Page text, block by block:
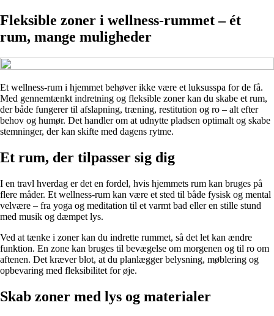
Fleksible zoner i wellness-rummet – ét
rum, mange muligheder
Et wellness-rum i hjemmet behøver ikke være et luksusspa for de få.
Med gennemtænkt indretning og fleksible zoner kan du skabe et rum,
der både fungerer til afslapning, træning, restitution og ro – alt efter
behov og humør. Det handler om at udnytte pladsen optimalt og skabe
stemninger, der kan skifte med dagens rytme.
Et rum, der tilpasser sig dig
I en travl hverdag er det en fordel, hvis hjemmets rum kan bruges på
flere måder. Et wellness-rum kan være et sted til både fysisk og mental
velvære – fra yoga og meditation til et varmt bad eller en stille stund
med musik og dæmpet lys.
Ved at tænke i zoner kan du indrette rummet, så det let kan ændre
funktion. En zone kan bruges til bevægelse om morgenen og til ro om
aftenen. Det kræver blot, at du planlægger belysning, møblering og
opbevaring med fleksibilitet for øje.
Skab zoner med lys og materialer